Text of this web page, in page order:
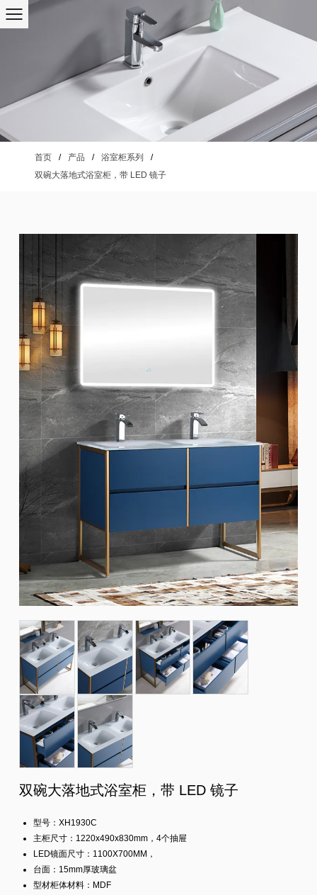
首页 / 产品 / 浴室柜系列
/
双碗大落地式浴室柜，带 LED 镜子
双碗大落地式浴室柜，带 LED 镜子
型号：XH1930C
主柜尺寸：1220x490x830mm，4个抽屉
LED镜面尺寸：1100X700MM，
台面：15mm厚玻璃盆
型材柜体材料：MDF